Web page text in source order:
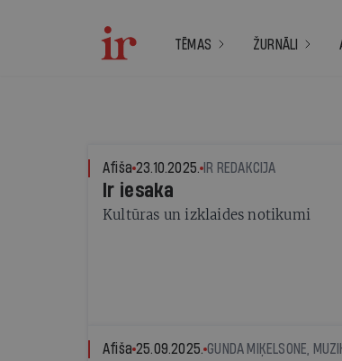
TĒMAS ŽURNĀLI
Afiša 23.10.2025. IR REDAKCIJA
Ir iesaka
Kultūras un izklaides notikumi
Afiša 25.09.2025. GUNDA MIĶELSONE,